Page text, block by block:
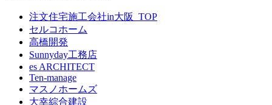
注文住宅施工会社in大阪_TOP
セルコホーム
高橋開発
Sunnyday工務店
es ARCHITECT
Ten-manage
マスノホームズ
大幸綜合建設